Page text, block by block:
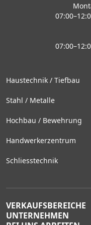
Haustechnik / Tiefbau
Stahl / Metalle
Hochbau / Bewehrung
Handwerkerzentrum
Schliesstechnik
VERKAUFSBEREICHE
UNTERNEHMEN